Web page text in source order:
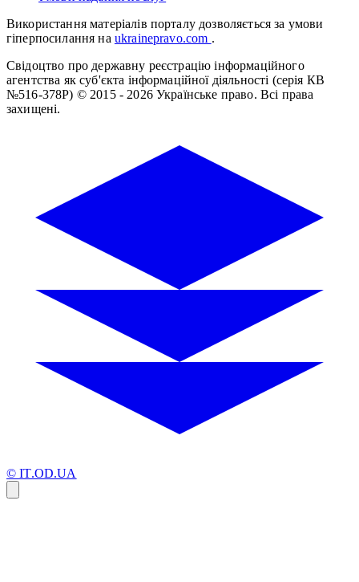
Використання матеріалів порталу дозволяється за умови
гіперпосилання на ukrainepravo.com .
Свідоцтво про державну реєстрацію інформаційного
агентства як суб'єкта інформаційної діяльності (серія КВ
№516-378Р) © 2015 - 2026 Українське право. Всі права
захищені.
© IT.OD.UA